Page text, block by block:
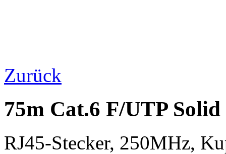
Zurück
75m Cat.6 F/UTP
RJ45-Stecker, 250MHz,